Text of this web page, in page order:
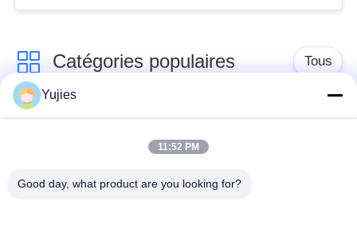
Catégories populaires Tous
Transducteur
Transducteur
ultrasonique médical
transducteur de
Yujies
11:52 PM
Good day, what product are you looking for?